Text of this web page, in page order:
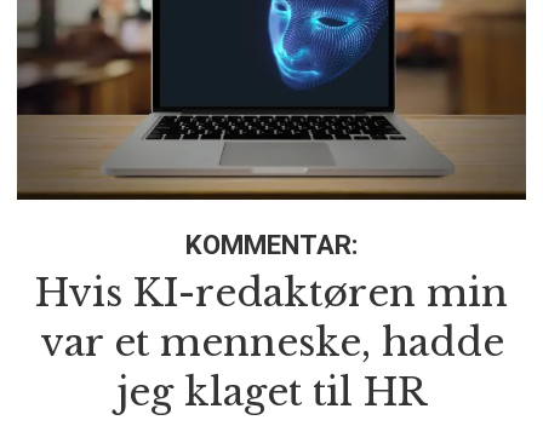
KOMMENTAR:
Hvis KI-redaktøren min
var et menneske, hadde
jeg klaget til HR